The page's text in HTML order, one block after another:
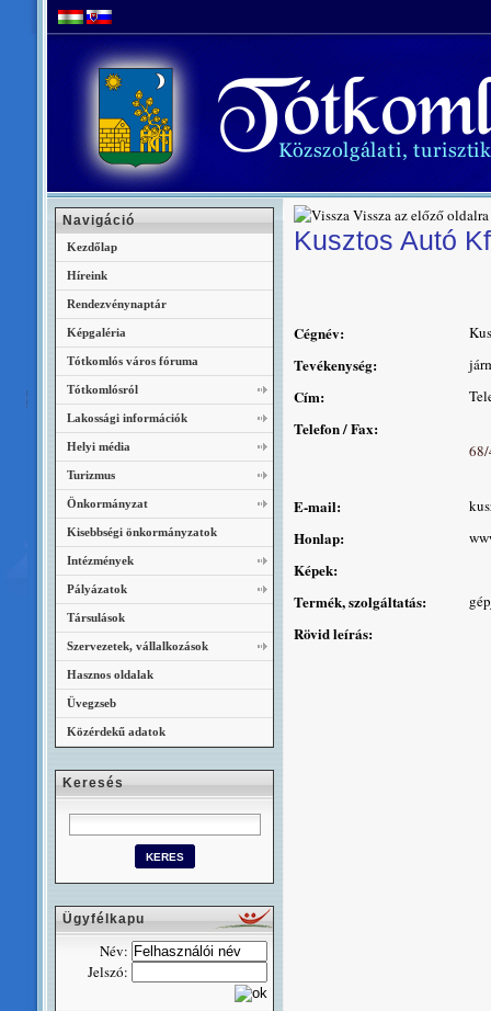
Vissza az előző oldalra
Kusztos Autó
Cégnév:
Tevékenység:
Cím:
Telefon / Fax:
E-mail:
Honlap:
Képek:
Termék, szolgáltatás:
Rövid leírás:
Navigáció
Kezdőlap
Híreink
Rendezvénynaptár
Képgaléria
Tótkomlós város fóruma
Tótkomlósról
Lakossági információk
Helyi média
Turizmus
Önkormányzat
Kisebbségi önkormányzatok
Intézmények
Pályázatok
Társulások
Szervezetek, vállalkozások
Hasznos oldalak
Üvegzseb
Közérdekű adatok
Keresés
Ügyfélkapu
Név:
Jelszó: